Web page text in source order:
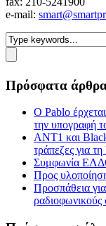
e-mail:
Πρόσφατα
Ο Pablo
την υπογραφή
ΑΝΤ1 και
τράπεζες για
Συμφωνία
Προς
Προσπάθεια
ραδιοφωνικούς